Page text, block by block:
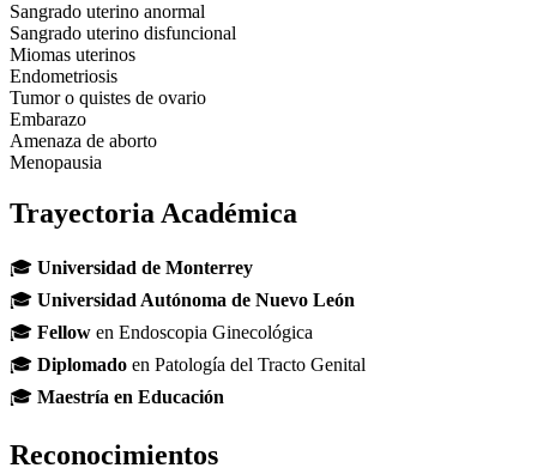
Sangrado uterino anormal
Sangrado uterino disfuncional
Miomas uterinos
Endometriosis
Tumor o quistes de ovario
Embarazo
Amenaza de aborto
Menopausia
Trayectoria Académica
🎓 Universidad de Monterrey
🎓 Universidad Autónoma de Nuevo León
🎓 Fellow en Endoscopia Ginecológica
🎓 Diplomado en Patología del Tracto Genital
🎓 Maestría en Educación
Reconocimientos